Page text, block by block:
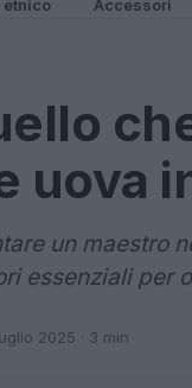
etnico Accessori
uova
un maestro
essenziali per
2025 · 3 min